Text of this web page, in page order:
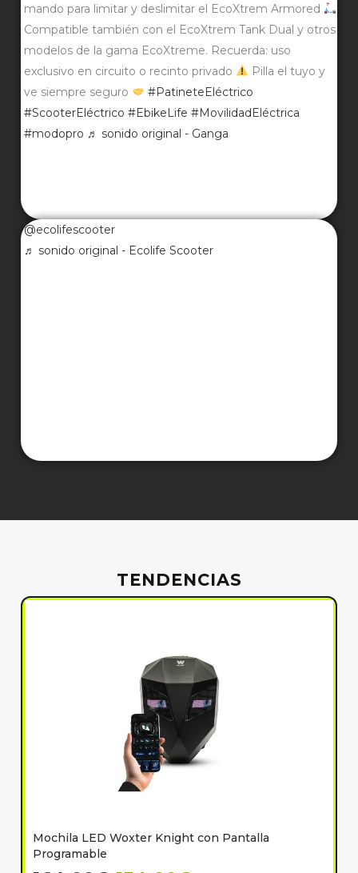
mando para limitar y deslimitar el EcoXtrem Armored
Compatible también con el EcoXtrem Tank Dual y otros
modelos de la gama EcoXtreme. Recuerda: uso
exclusivo en circuito o recinto privado
Pilla el tuyo y
ve siempre seguro
#PatineteEléctrico
#ScooterEléctrico #EbikeLife #MovilidadEléctrica
#modopro ♬ sonido original - Ganga
@ecolifescooter
♬ sonido original - Ecolife Scooter
TENDENCIAS
Mochila LED Woxter Knight con Pantalla
Programable